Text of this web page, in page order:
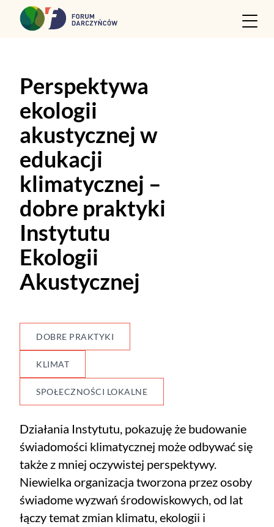
Przejdź do treści
Perspektywa
ekologii
akustycznej w
edukacji
klimatycznej –
dobre praktyki
Instytutu
Ekologii
Akustycznej
DOBRE PRAKTYKI
KLIMAT
SPOŁECZNOŚCI LOKALNE
Działania Instytutu, pokazuję że budowanie
świadomości klimatycznej może odbywać się
także z mniej oczywistej perspektywy.
Niewielka organizacja tworzona przez osoby
świadome wyzwań środowiskowych, od lat
łączy temat zmian klimatu, ekologii i